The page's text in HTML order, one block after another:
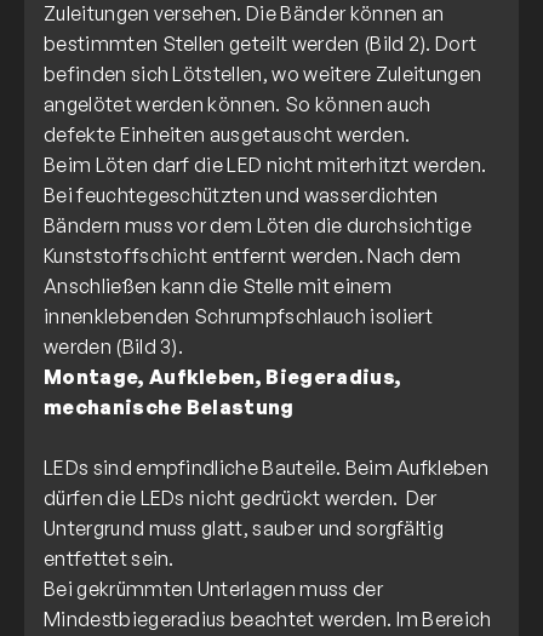
Zuleitungen versehen. Die Bänder können an
bestimmten Stellen geteilt werden (Bild 2). Dort
befinden sich Lötstellen, wo weitere Zuleitungen
angelötet werden können. So können auch
defekte Einheiten ausgetauscht werden.
Beim Löten darf die LED nicht miterhitzt werden.
Bei feuchtegeschützten und wasserdichten
Bändern muss vor dem Löten die durchsichtige
Kunststoffschicht entfernt werden. Nach dem
Anschließen kann die Stelle mit einem
innenklebenden Schrumpfschlauch isoliert
Montage, Aufkleben, Biegeradius,
mechanische Belastung
LEDs sind empfindliche Bauteile. Beim Aufkleben
dürfen die LEDs nicht gedrückt werden. Der
Untergrund muss glatt, sauber und sorgfältig
entfettet sein.
Bei gekrümmten Unterlagen muss der
Mindestbiegeradius beachtet werden. Im Bereich